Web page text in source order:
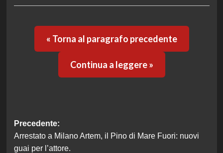
« Torna al paragrafo precedente
Continua a leggere »
Navigazione
articolo
Precedente:
Arrestato a Milano Artem, il Pino di Mare Fuori: nuovi
guai per l’attore.